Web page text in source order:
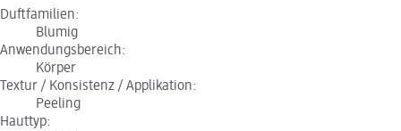
Duftfamilien:
Blumig
Anwendungsbereich:
Körper
Textur / Konsistenz / Applikation:
Peeling
Hauttyp: